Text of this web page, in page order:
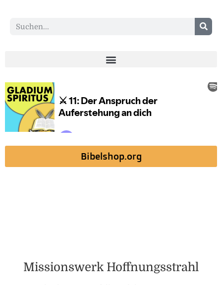
Bibelshop.org
Missionswerk Hoffnungsstrahl